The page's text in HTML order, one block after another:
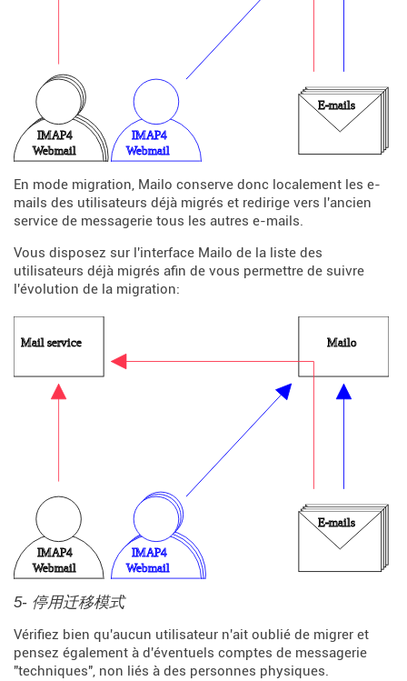
En mode migration, Mailo conserve donc localement les e-
mails des utilisateurs déjà migrés et redirige vers l'ancien
service de messagerie tous les autres e-mails.
Vous disposez sur l'interface Mailo de la liste des
utilisateurs déjà migrés afin de vous permettre de suivre
l'évolution de la migration:
5- 停用迁移模式
Vérifiez bien qu'aucun utilisateur n'ait oublié de migrer et
pensez également à d'éventuels comptes de messagerie
"techniques", non liés à des personnes physiques.